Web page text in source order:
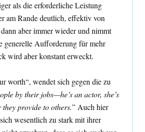
als die erforderliche Leistung
am Rande deutlich, effektiv von
aber immer wieder und nimmt
generelle Aufforderung für mehr
wird aber konstant erweckt.
worth“, wendet sich gegen die zu
by their jobs—he’s an actor, she’s
provide to others.” Auch hier
wesentlich zu stark mit ihrer